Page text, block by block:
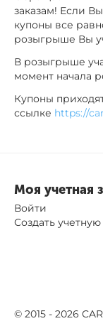
заказам! Если
купоны все
розыгрыше Вы
В розыгрыше
момент начала
Купоны
ссылке https://
Моя учетная
Войти
Создать
© 2015 - 2026